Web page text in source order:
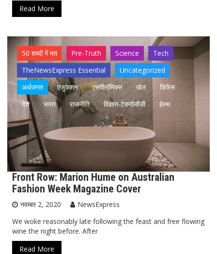
Read More
50 शब्दों में मत Pre-Truth Science
Tech
TheNewsExpress Essential
Uncategorized
अर्थजगत
एजुकेशन एसपीनॉमिक्स खेल
डिफेंस
देश
भारत राजनीति विज्ञान-टेक्नॉलॉजी हेल्थ
Front Row: Marion Hume on Australian
Fashion Week Magazine Cover
नवम्बर 2, 2020
NewsExpress
We woke reasonably late following the feast and free flowing
wine the night before. After
Read More